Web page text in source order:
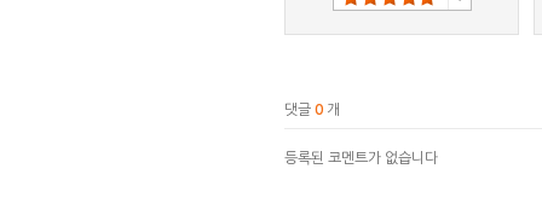
댓글 0 개
등록된 코멘트가 없습니다